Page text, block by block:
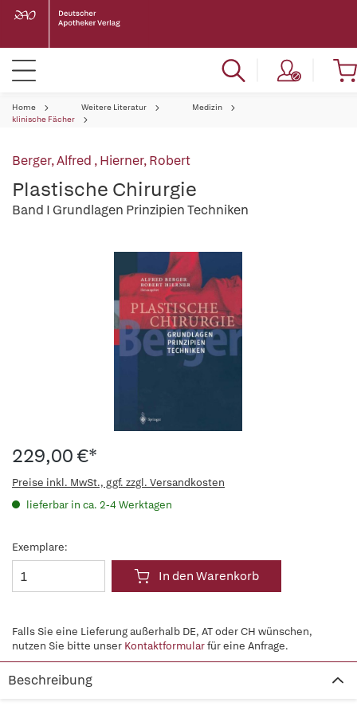
Home Weitere Literatur
Medizin
klinische Fächer
Berger, Alfred ,Hierner, Robert
Plastische Chirurgie
Band I Grundlagen Prinzipien Techniken
229,00 €*
Preise inkl. MwSt., ggf. zzgl. Versandkosten
lieferbar in ca. 2-4 Werktagen
Exemplare:
In den Warenkorb
Falls Sie eine Lieferung außerhalb DE, AT oder CH wünschen,
nutzen Sie bitte unser Kontaktformularfür eine Anfrage.
Beschreibung